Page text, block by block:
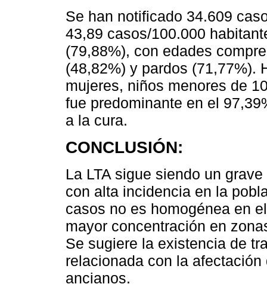
Se han notificado 34.609
43,89 casos/100.000
(79,88%), con edades
(48,82%) y pardos (71,77%).
mujeres, niños menores de
fue predominante en el
a la cura.
CONCLUSIÓN:
La LTA sigue siendo un
con alta incidencia en la
casos no es homogénea en
mayor concentración en
Se sugiere la existencia de
relacionada con la
ancianos.